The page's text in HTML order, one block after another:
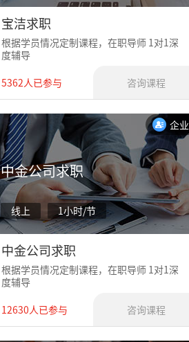
宝洁求职
根据学员情况定制课程，在职导师 1对1深
度辅导
5362人已参与
咨询课程
企业
中金公司求职
线上 1小时/节
中金公司求职
根据学员情况定制课程，在职导师 1对1深
度辅导
12630人已参与
咨询课程